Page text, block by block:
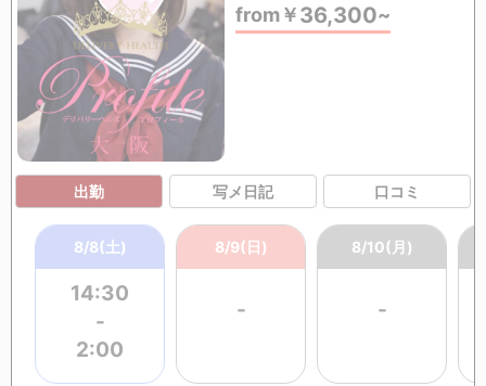
from￥36,300~
出勤 写メ日記 口コミ
8/8(土)
14:30
-
2:00
8/9(日)
-
8/10(月)
-